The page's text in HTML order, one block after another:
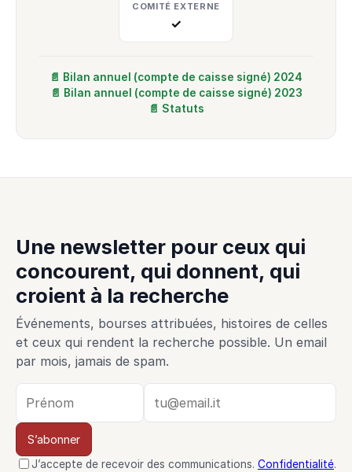
COMITÉ EXTERNE
✓
📄 Bilan annuel (compte de caisse signé) 2024
📄 Bilan annuel (compte de caisse signé) 2023
📄 Statuts
Une newsletter pour ceux qui
concourent, qui donnent, qui
croient à la recherche
Événements, bourses attribuées, histoires de celles
et ceux qui rendent la recherche possible. Un email
par mois, jamais de spam.
S’abonner
J’accepte de recevoir des communications. Confidentialité.